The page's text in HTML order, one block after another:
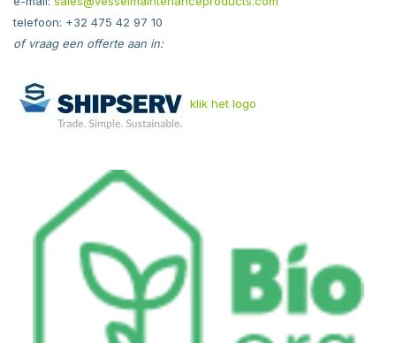
telefoon: +32 475 42 97 10
of vraag een offerte aan in:
klik het logo